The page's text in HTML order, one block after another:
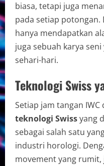
biasa, tetapi juga
pada setiap potongan.
hanya mendapatkan
juga sebuah karya
sehari-hari.
Teknologi Swiss
Setiap jam tangan
teknologi Swissyang
sebagai salah satu
industri horologi.
movement yang